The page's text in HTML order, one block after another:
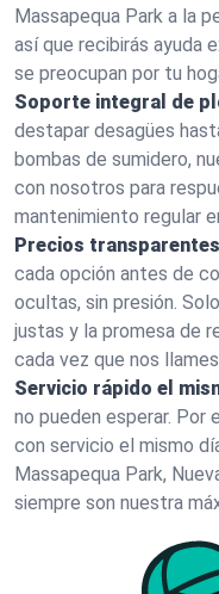
Massapequa Park a la
así que recibirás ayuda
se preocupan por tu
Soporte integral de
destapar desagües
bombas de sumidero,
con nosotros para
mantenimiento regular
Precios
cada opción antes de
ocultas, sin presión.
justas y la promesa de
cada vez que nos
Servicio rápido el
no pueden esperar. Por
con servicio el mismo
Massapequa Park,
siempre son nuestra